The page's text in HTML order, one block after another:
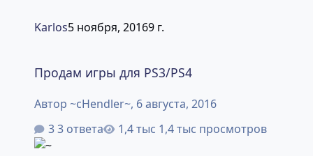
Karlos5 ноября, 20169 г.
Продам игры для PS3/PS4
Автор ~cHendler~, 6 августа, 2016
3 ответа
1,4 тыс просмотров